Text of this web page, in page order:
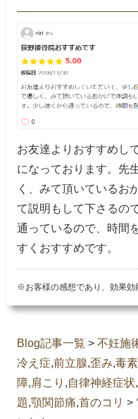
お友達よりおすすめし
になっております。先
く、みて頂いているお
て説明もして下さるの
通っているので、時間
すくおすすめです。
※お客様の感想であり、効果効
Blog記事一覧 > 不妊施
冷え症,前立腺,歪み,毒
障,肩こり ,自律神経症状,
題,顎関節痛,首のコリ >